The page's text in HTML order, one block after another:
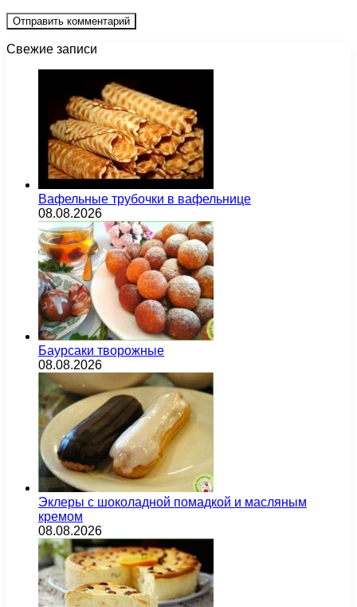
Свежие записи
Вафельные трубочки в вафельнице
08.08.2026
Баурсаки творожные
08.08.2026
Эклеры с шоколадной помадкой и масляным
кремом
08.08.2026